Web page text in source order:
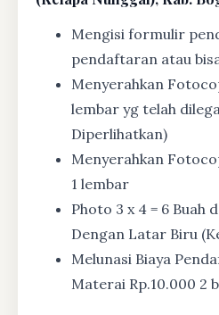
Mengisi formulir
pendaftaran atau
Menyerahkan
lembar yg telah
Diperlihatkan)
Menyerahkan
1 lembar
Photo 3 x 4 = 6 Buah
Dengan Latar Biru
Melunasi Biaya
Materai Rp.10.000 2